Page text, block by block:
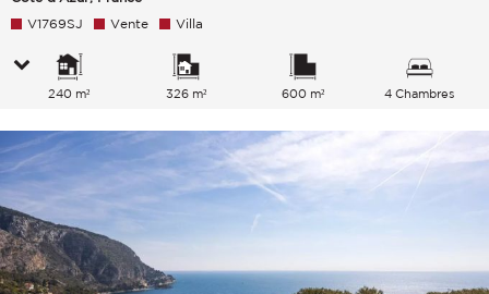
V1769SJ Vente Villa
240 m² 326 m² 600 m² 4 Chambres